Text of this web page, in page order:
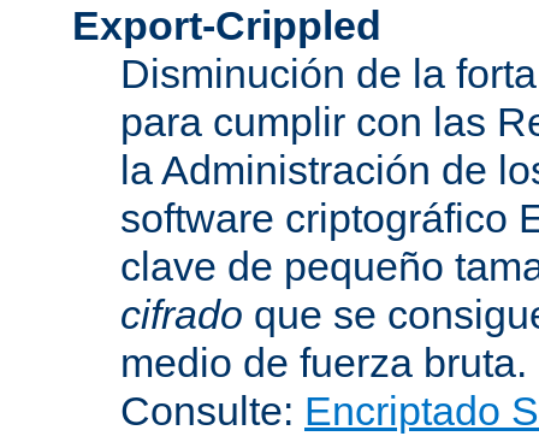
Export-Crippled
Disminución de la
para cumplir con las
la Administración de
software criptográfico
clave de pequeño
cifrado que se
medio de fuerza bruta.
Consulte: Encriptado